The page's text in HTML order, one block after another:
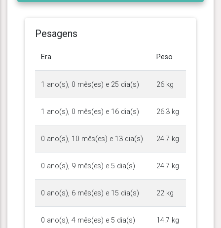
Pesagens
Era Peso
1 ano(s), 0 mês(es) e 25 dia(s) 26 kg
1 ano(s), 0 mês(es) e 16 dia(s) 26.3 kg
0 ano(s), 10 mês(es) e 13 dia(s) 24.7 kg
0 ano(s), 9 mês(es) e 5 dia(s) 24.7 kg
0 ano(s), 6 mês(es) e 15 dia(s) 22 kg
0 ano(s), 4 mês(es) e 5 dia(s) 14.7 kg